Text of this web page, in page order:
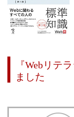
『Webリテ
ました